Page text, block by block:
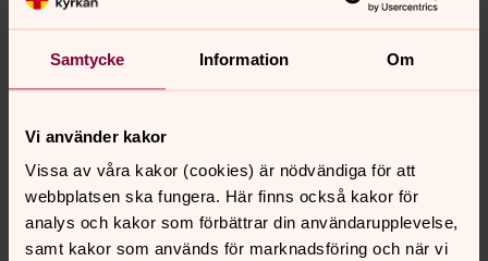
Samtycke Information Om
Vi använder kakor
Vissa av våra kakor (cookies) är nödvändiga för att
webbplatsen ska fungera. Här finns också kakor för
analys och kakor som förbättrar din användarupplevelse,
samt kakor som används för marknadsföring och när vi
Senast ändrad 19 mars 2022
Synpunkter eller frågor på sidans
innehåll?